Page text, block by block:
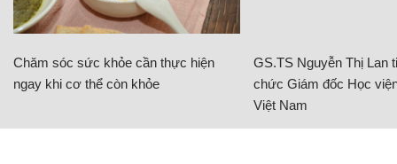
Chăm sóc sức khỏe cần thực hiện
ngay khi cơ thể còn khỏe
GS.TS Nguyễn Thị Lan
chức Giám đốc Học
Việt Nam